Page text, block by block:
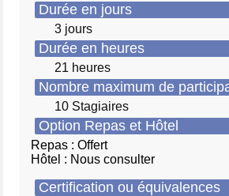
Durée en jours
3 jours
Durée en heures
21 heures
Nombre maximum de
10 Stagiaires
Option Repas et Hôtel
Repas : Offert
Hôtel : Nous consulter
Certification ou équivalences